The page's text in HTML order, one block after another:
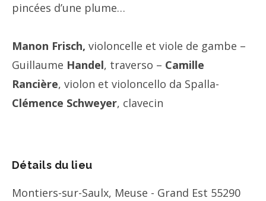
pincées d’une plume…
Manon Frisch, violoncelle et viole de gambe –
Guillaume Handel, traverso – Camille
Rancière, violon et violoncello da Spalla-
Clémence Schweyer, clavecin
Détails du lieu
Montiers-sur-Saulx, Meuse - Grand Est 55290